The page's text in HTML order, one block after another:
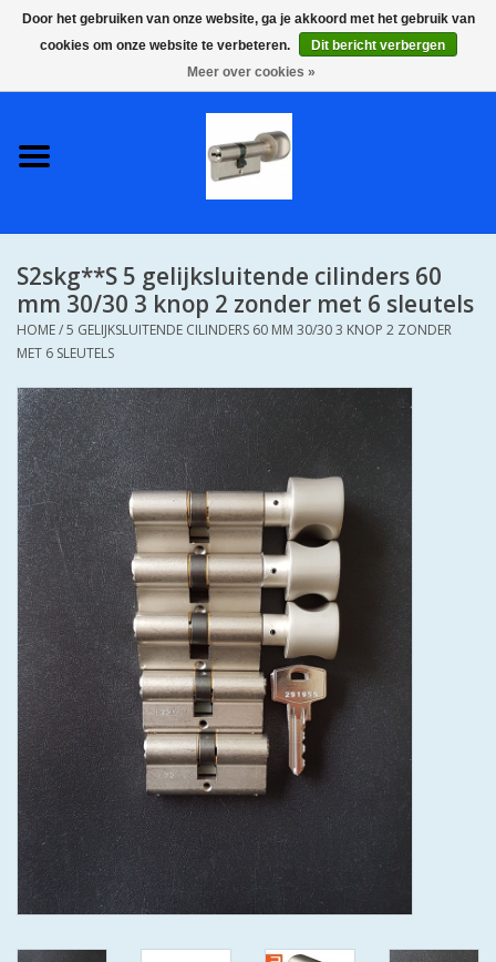
0 Artikelen - €0,00
S2 COMPLETE VEILIGE
SKG**
S2 CILINDER SLOTEN IN
GEWONE GENUMMERDE
SLEUTELS SKG**
S2 CILINDERSLOTEN IN IEDERE
GEWENSTE MAAT MET
KEERSLEUTEL
(GAATJES)VEILIGE
GENUMMERDE SLEUTELS
SKG**
ISEO F 6 EXTRA S
ANTIKERNTREK ZWART IN
IEDERE GEWENSTE MAAT MET
GEWONE GENUMMERDE
VEILIGE SLEUTELS SKG***
ISEO F 6 EXTRA S
ANTIKERNTREK IN IEDERE
GEWENSTE MAAT MET
GEWONE SLEUTEL SKG***
S2skg**S 5 gelijksluitende cilinders 60
mm 30/30 3 knop 2 zonder met 6 sleutels
HOME/5 GELIJKSLUITENDE CILINDERS 60 MM 30/30 3 KNOP 2 ZONDER
MET 6 SLEUTELS
Door het gebruiken van onze website, ga je akkoord met het gebruik van
cookies om onze website te verbeteren.
Dit bericht verbergen
Meer over cookies »